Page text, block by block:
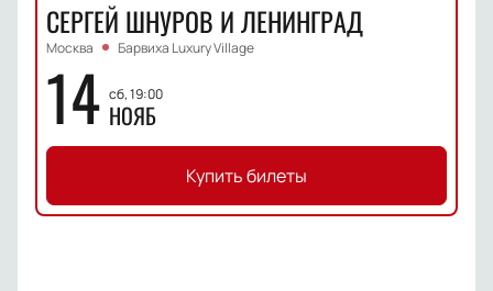
СЕРГЕЙ ШНУРОВ И ЛЕНИНГРАД
Москва Барвиха Luxury Village
14 сб, 19:00
НОЯБ
Купить билеты